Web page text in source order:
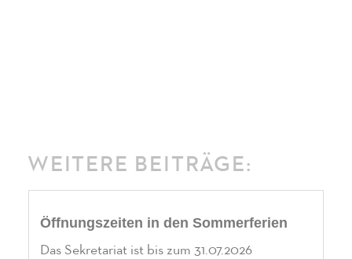
WEITERE BEITRÄGE:
Öffnungszeiten in den Sommerferien
Das Sekretariat ist bis zum 31.07.2026